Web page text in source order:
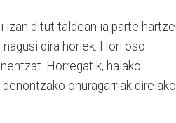
izan ditut taldean ia parte
dira horiek. Hori oso
Horregatik, halako
onuragarriak direlako.